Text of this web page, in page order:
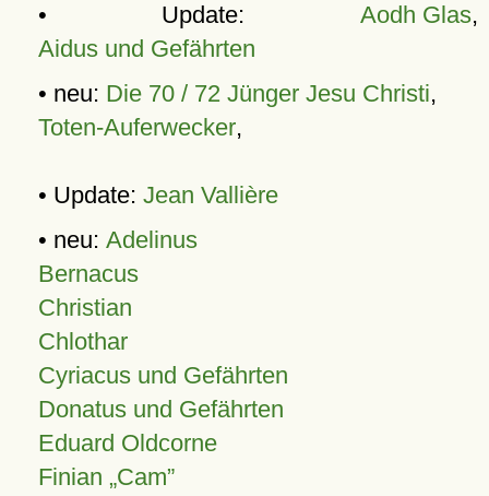
• Update: Aodh Glas,
Aidus und Gefährten
• neu: Die 70 / 72 Jünger Jesu Christi,
Toten-Auferwecker,
• Update: Jean Vallière
• neu: Adelinus
Bernacus
Christian
Chlothar
Cyriacus und Gefährten
Donatus und Gefährten
Eduard Oldcorne
Finian Cam